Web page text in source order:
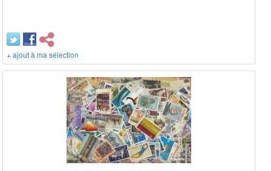
+ ajout à ma sélection